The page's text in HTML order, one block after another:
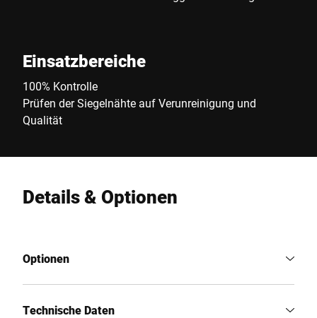
Einsatzbereiche
100% Kontrolle
Prüfen der Siegelnähte auf Verunreinigung und
Qualität
Details & Optionen
Optionen
Technische Daten